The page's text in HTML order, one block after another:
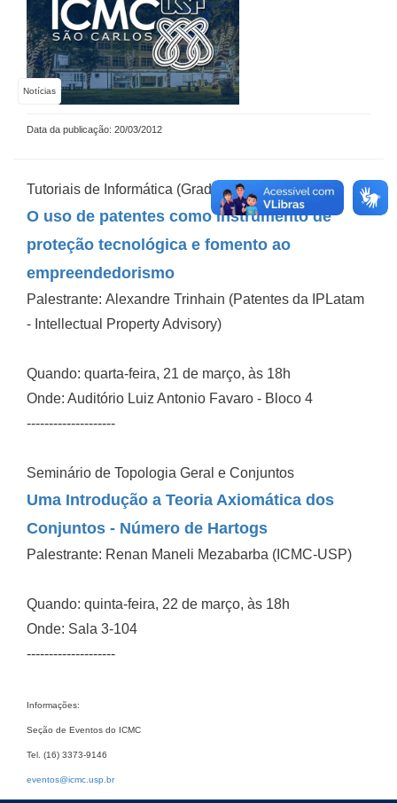
Notícias
Data da publicação: 20/03/2012
Tutoriais de Informática (Graduação)
O uso de patentes como instrumento de
proteção tecnológica e fomento ao
empreendedorismo
Palestrante: Alexandre Trinhain (Patentes da IPLatam
- Intellectual Property Advisory)
Quando: quarta-feira, 21 de março, às 18h
Onde: Auditório Luiz Antonio Favaro - Bloco 4
--------------------
Seminário de Topologia Geral e Conjuntos
Uma Introdução a Teoria Axiomática dos
Conjuntos - Número de Hartogs
Palestrante: Renan Maneli Mezabarba (ICMC-USP)
Quando: quinta-feira, 22 de março, às 18h
Onde: Sala 3-104
--------------------
Informações:
Seção de Eventos do ICMC
Tel. (16) 3373-9146
eventos@icmc.usp.br